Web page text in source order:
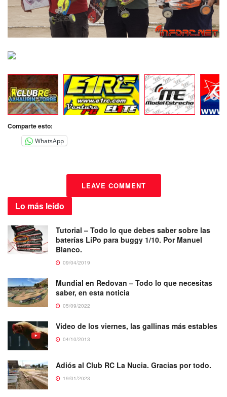
Comparte esto:
WhatsApp
LEAVE COMMENT
Lo más leído
Tutorial – Todo lo que debes saber sobre las
baterías LiPo para buggy 1/10. Por Manuel
Blanco.
09/04/2019
Mundial en Redovan – Todo lo que necesitas
saber, en esta noticia
05/09/2022
Video de los viernes, las gallinas más estables
04/10/2013
Adiós al Club RC La Nucia. Gracias por todo.
19/01/2023